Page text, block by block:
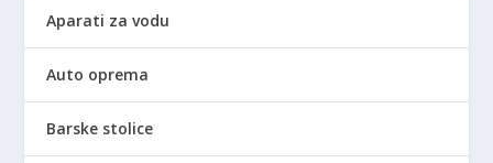
Aparati za vodu
Auto oprema
Barske stolice